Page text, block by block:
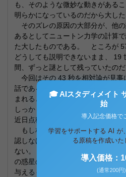
も、そのような微妙な動きがある
明らかになっているのだから大した
そのズレの原因の大部分が、他
あるとしてニュートン力学の計算
た大したものである。 ところが
どうしても説明できないまま、 19
間、ずっと謎として残っていたのだ
今回はその 43 秒を相対論が見事
話である。 この 43 秒という値に
まれると見積もられているが、相
しっかりと収まったのである。
近日点移動の謎は、もう謎ではなく
もし相対論のぼろを見付けたい
認しなければならないだろうが、
ない。 ニュートン力学による影
の惑星の数値の妥当性も検証しな
与えるものが本当に他にもないの
🎓 AIスタディメイト
始
導入記念価格で
学習をサポートする AI が
る原稿を作成いた
導入価格：
(通常200円)